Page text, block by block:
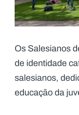
Os Salesianos
de identidade
salesianos,
educação da